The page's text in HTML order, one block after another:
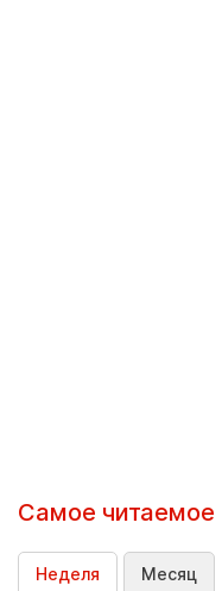
Самое читаемое
Неделя Месяц